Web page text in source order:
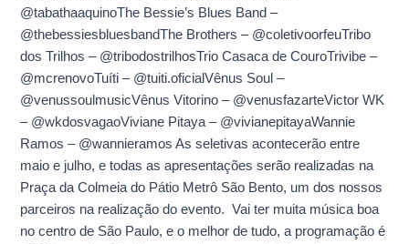
@tabathaaquinoThe Bessie’s Blues Band –
@thebessiesbluesbandThe Brothers – @coletivoorfeuTribo
dos Trilhos – @tribodostrilhosTrio Casaca de CouroTrivibe –
@mcrenovoTuíti – @tuiti.oficialVênus Soul –
@venussoulmusicVênus Vitorino – @venusfazarteVictor WK
– @wkdosvagaoViviane Pitaya – @vivianepitayaWannie
Ramos – @wannieramos As seletivas acontecerão entre
maio e julho, e todas as apresentações serão realizadas na
Praça da Colmeia do Pátio Metrô São Bento, um dos nossos
parceiros na realização do evento. Vai ter muita música boa
no centro de São Paulo, e o melhor de tudo, a programação é